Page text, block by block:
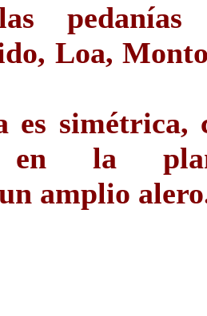
pedanías
Loa,
es simétrica,
en la
amplio